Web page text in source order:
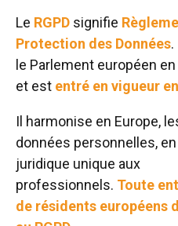
Le RGPD signifie
Protection des Données
le Parlement européen
et est entré en vigueur
Il harmonise en Europe,
données personnelles,
juridique unique aux
professionnels. Toute
de résidents européens